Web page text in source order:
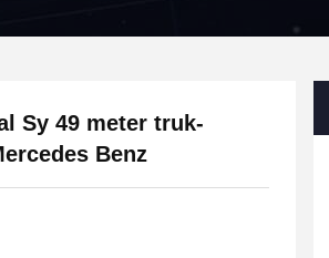
Sy 49 meter truk-
Benz